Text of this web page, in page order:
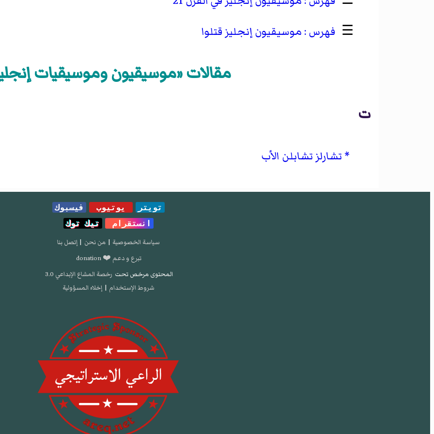
☰
موسيقيون إنجليز قتلوا
مقالات «موسيقيون وموسيقيات
ت
تشارلز تشابلن الأب
تويتر يوتيوب
فيسبوك
انستقرام
تيك توك
سياسة الخصوصية | من نحن | إتصل بنا
تبرع و دعم ❤️ donation
المحتوى مرخص تحت رخصة المشاع الإبداعي 3.0
شروط الإستخدام | إخلاء المسؤولية